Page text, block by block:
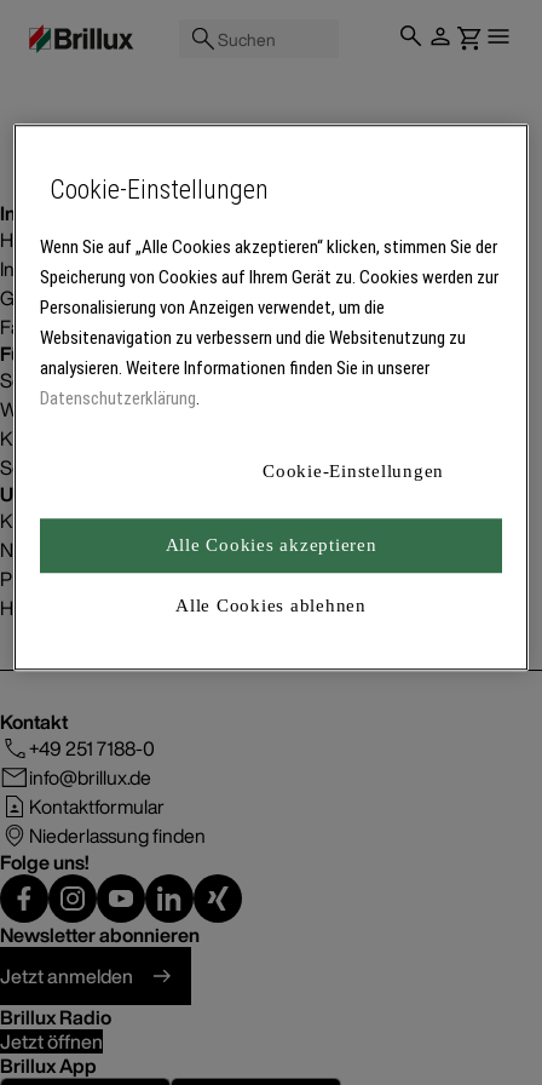
Suchen
Inspiration
Homestorys
Innenraumgestaltung
Gebäudeprojekte
Fachbetriebsfinder
Für Betriebe
Service
Weiterbildung
Kunden gewinnen
Software
Unser Unternehmen
Karriere
Nachhaltigkeit
Presse
Handelspartner
Kontakt
+49 251 7188-0
info@brillux.de
Kontaktformular
Niederlassung finden
Folge uns!
Newsletter abonnieren
Jetzt anmelden
Brillux Radio
Jetzt öffnen
Brillux App
Cookie-Einstellungen
Wenn Sie auf „Alle Cookies akzeptieren“ klicken, stimmen Sie der
Speicherung von Cookies auf Ihrem Gerät zu. Cookies werden zur
Personalisierung von Anzeigen verwendet, um die
Websitenavigation zu verbessern und die Websitenutzung zu
analysieren. Weitere Informationen finden Sie in unserer
Datenschutzerklärung.
Cookie-Einstellungen
Alle Cookies ablehnen
Alle Cookies akzeptieren